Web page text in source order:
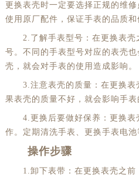
更换表壳时一定要选择正规的维
使用原厂配件，保证手表的品质和
2.了解手表型号：在更换表壳
号。不同的手表型号对应的表壳
壳，就会对手表的使用造成影响。
3.注意表壳的质量：在更换表
果表壳的质量不好，就会影响手表
4.更换后要做好保养：更换表
作。定期清洗手表、更换手表电池
操作步骤
1.卸下表带：在更换表壳之前